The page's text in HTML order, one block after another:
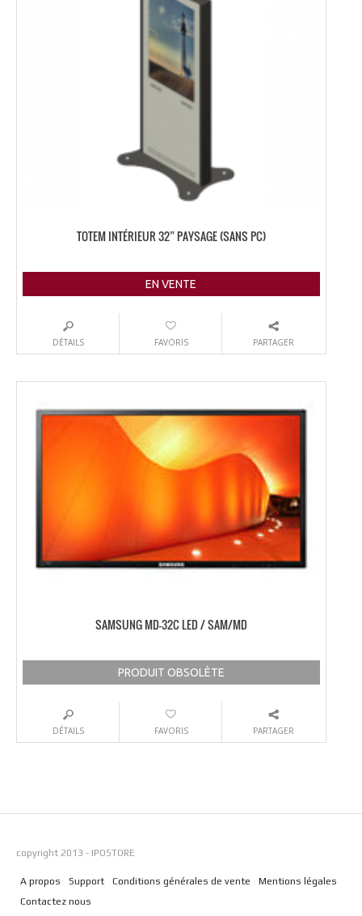
TOTEM INTÉRIEUR 32” PAYSAGE (SANS PC)
EN VENTE
DÉTAILS FAVORIS PARTAGER
SAMSUNG MD-32C LED / SAM/MD
PRODUIT OBSOLÈTE
DÉTAILS FAVORIS PARTAGER
copyright 2013 - IPOSTORE
A propos Support Conditions générales de vente
Mentions légales
Contactez nous